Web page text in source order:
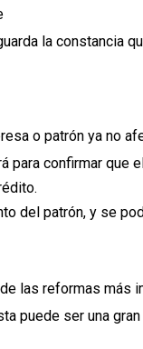
la constancia
o patrón ya no
para confirmar
del patrón, y se
las reformas más
puede ser una